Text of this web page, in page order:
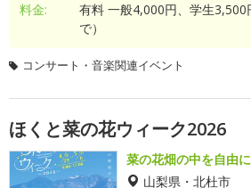
料金:
有料 一般4,000円、学生3,500
で）
コンサート・音楽関連イベント
ほくと菜の花ウィーク2026
菜の花畑の中を自由
山梨県・北杜市